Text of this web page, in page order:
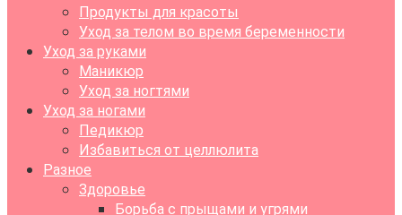
Продукты для красоты
Уход за телом во время беременности
Уход за руками
Маникюр
Уход за ногтями
Уход за ногами
Педикюр
Избавиться от целлюлита
Разное
Здоровье
Борьба с прыщами и угрями